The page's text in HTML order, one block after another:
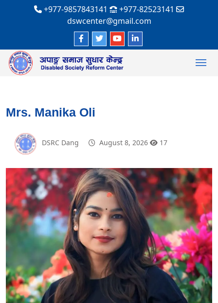
+977-9857843141
+977-82523141
dswcenter@gmail.com
Mrs. Manika Oli
DSRC Dang August 8, 2026 17